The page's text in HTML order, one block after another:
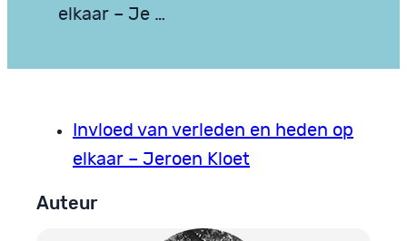
elkaar – Je …
Invloed van verleden en heden op
elkaar – Jeroen Kloet
Auteur